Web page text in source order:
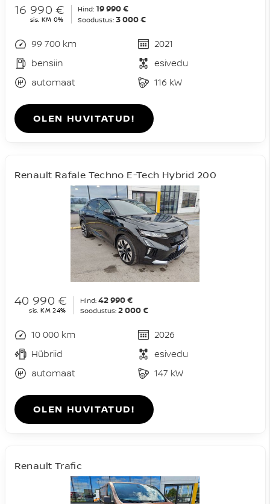
16 990 €
sis. KM 0%
Hind: 19 990 €
Soodustus: 3 000 €
99 700 km
2021
bensiin
esivedu
automaat
116 kW
OLEN HUVITATUD!
Renault Rafale Techno E-Tech Hybrid 200
40 990 €
sis. KM 24%
Hind: 42 990 €
Soodustus: 2 000 €
10 000 km
2026
Hübriid
esivedu
automaat
147 kW
OLEN HUVITATUD!
Renault Trafic